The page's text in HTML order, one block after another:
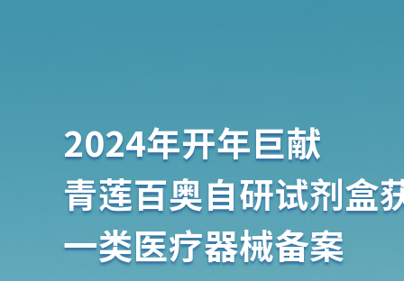
2024年开年巨献
青莲百奥自研试剂盒
一类医疗器械备案